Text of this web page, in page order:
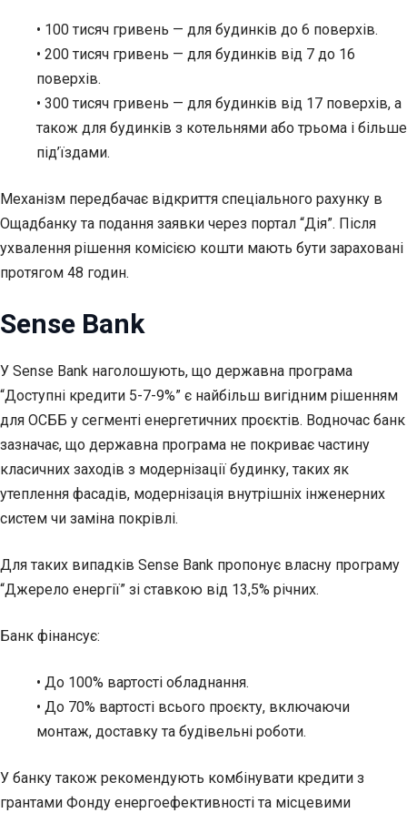
• 100 тисяч гривень — для будинків до 6 поверхів.
• 200 тисяч гривень — для будинків від 7 до 16
поверхів.
• 300 тисяч гривень — для будинків від 17 поверхів, а
також для будинків з котельнями або трьома і більше
під’їздами.
Механізм передбачає відкриття спеціального рахунку в
Ощадбанку та подання заявки через портал “Дія”. Після
ухвалення рішення комісією кошти мають бути зараховані
протягом 48 годин.
Sense Bank
У Sense Bank наголошують, що державна програма
“Доступні кредити 5-7-9%” є найбільш вигідним рішенням
для ОСББ у сегменті енергетичних проєктів. Водночас банк
зазначає, що державна програма не покриває частину
класичних заходів з модернізації будинку, таких як
утеплення фасадів, модернізація внутрішніх інженерних
систем чи заміна покрівлі.
Для таких випадків Sense Bank пропонує власну програму
“Джерело енергії” зі ставкою від 13,5% річних.
Банк фінансує:
• До 100% вартості обладнання.
• До 70% вартості всього проєкту, включаючи
монтаж, доставку та будівельні роботи.
У банку також рекомендують комбінувати кредити з
грантами Фонду енергоефективності та місцевими